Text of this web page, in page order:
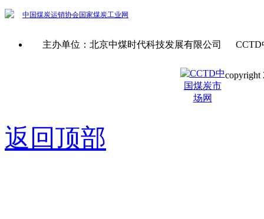
中国煤炭运销协会国家煤炭工业网
主办单位：北京中煤时代科技发展有限公司
copyright
返回顶部